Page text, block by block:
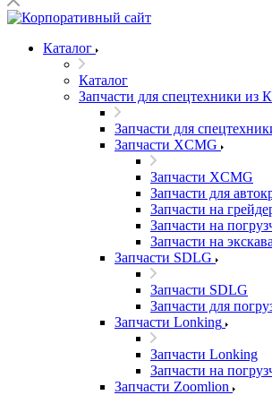
Каталог
Каталог
Запчасти для спецтехники из
Запчасти для
Запчасти XCMG
Запчасти XCMG
Запчасти для
Запчасти на
Запчасти на
Запчасти на
Запчасти SDLG
Запчасти SDLG
Запчасти для
Запчасти Lonking
Запчасти Lonking
Запчасти на
Запчасти Zoomlion